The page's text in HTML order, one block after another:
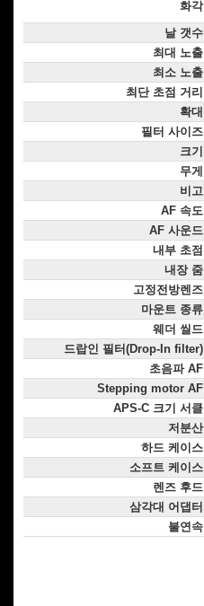
화각
날 갯수
최대 노출
최소 노출
최단 초점 거리
확대
필터 사이즈
크기
무게
비고
AF 속도
AF 사운드
내부 초점
내장 줌
고정전방렌즈
마운트 종류
웨더 씰드
드랍인 필터(Drop-In filter)
초음파 AF
Stepping motor AF
APS-C 크기 서클
저분산
하드 케이스
소프트 케이스
렌즈 후드
삼각대 어댑터
불연속